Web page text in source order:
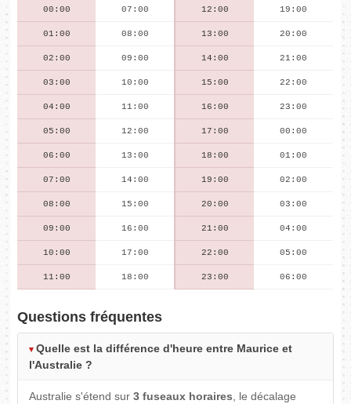
00:00 07:00 12:00 19:00
01:00 08:00 13:00 20:00
02:00 09:00 14:00 21:00
03:00 10:00 15:00 22:00
04:00 11:00 16:00 23:00
05:00 12:00 17:00 00:00
06:00 13:00 18:00 01:00
07:00 14:00 19:00 02:00
08:00 15:00 20:00 03:00
09:00 16:00 21:00 04:00
10:00 17:00 22:00 05:00
11:00 18:00 23:00 06:00
Questions fréquentes
Quelle est la différence d'heure entre Maurice et
l'Australie ?
Australie s'étend sur3 fuseaux horaires, le décalage